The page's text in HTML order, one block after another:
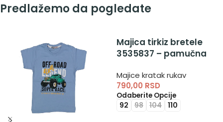
Predlažemo da pogledate
Majica tirkiz bretele
3535837 – pamučna
Majice kratak rukav
790,00 RSD
Odaberite Opcije
92 98 104 110